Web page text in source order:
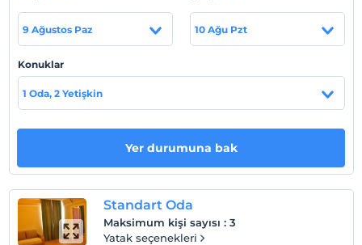
Haritada Göster
Otel koşulları
Check/in
En erken saat 14:00 ve sonrası
Check/out
En geç saat 12:00 ve öncesi
Evcil Hayvan
Evcil hayvan kabul edilmemektedir.
9 Ağustos Paz 10 Ağu Pzt
Konuklar
1 Oda, 2 Yetişkin
Yer durumuna bak
Standart Oda
Maksimum kişi sayısı : 3
Yatak seçenekleri